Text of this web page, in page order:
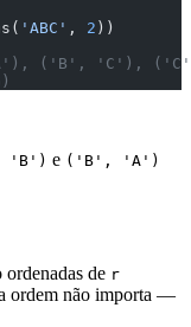
'ABC' , 2 ))
('B', 'C'),
'B') e ('B', 'A')
ordenadas de r
ordem não importa —